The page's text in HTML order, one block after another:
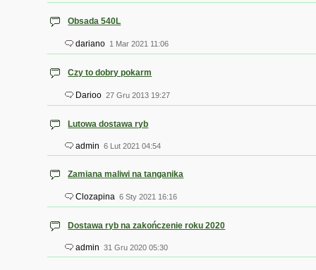
Obsada 540L
dariano 1 Mar 2021 11:06
Czy to dobry pokarm
Darioo 27 Gru 2013 19:27
Lutowa dostawa ryb
admin 6 Lut 2021 04:54
Zamiana maliwi na tanganika
Clozapina 6 Sty 2021 16:16
Dostawa ryb na zakończenie roku 2020
admin 31 Gru 2020 05:30